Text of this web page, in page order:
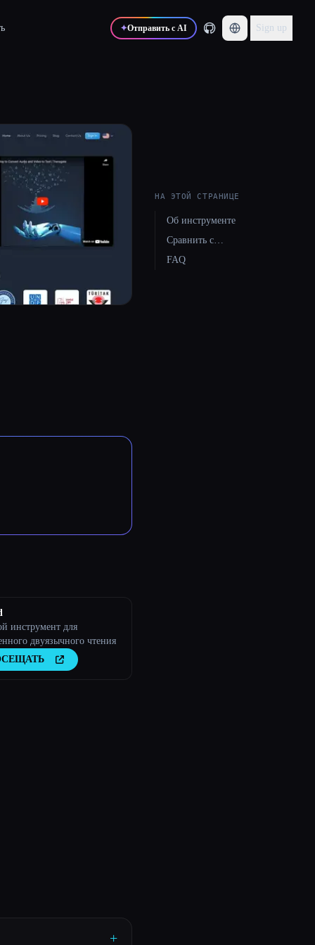
✦Отправить с AI Sign up
инструмент для
двуязычного чтения
+
НА ЭТОЙ СТРАНИЦЕ
Об инструменте
Сравнить с…
FAQ